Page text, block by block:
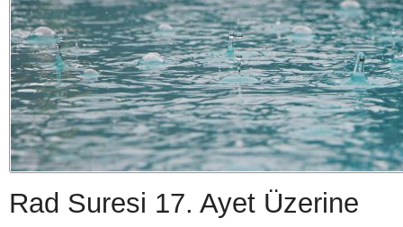
Rad Suresi 17. Ayet Üzerine